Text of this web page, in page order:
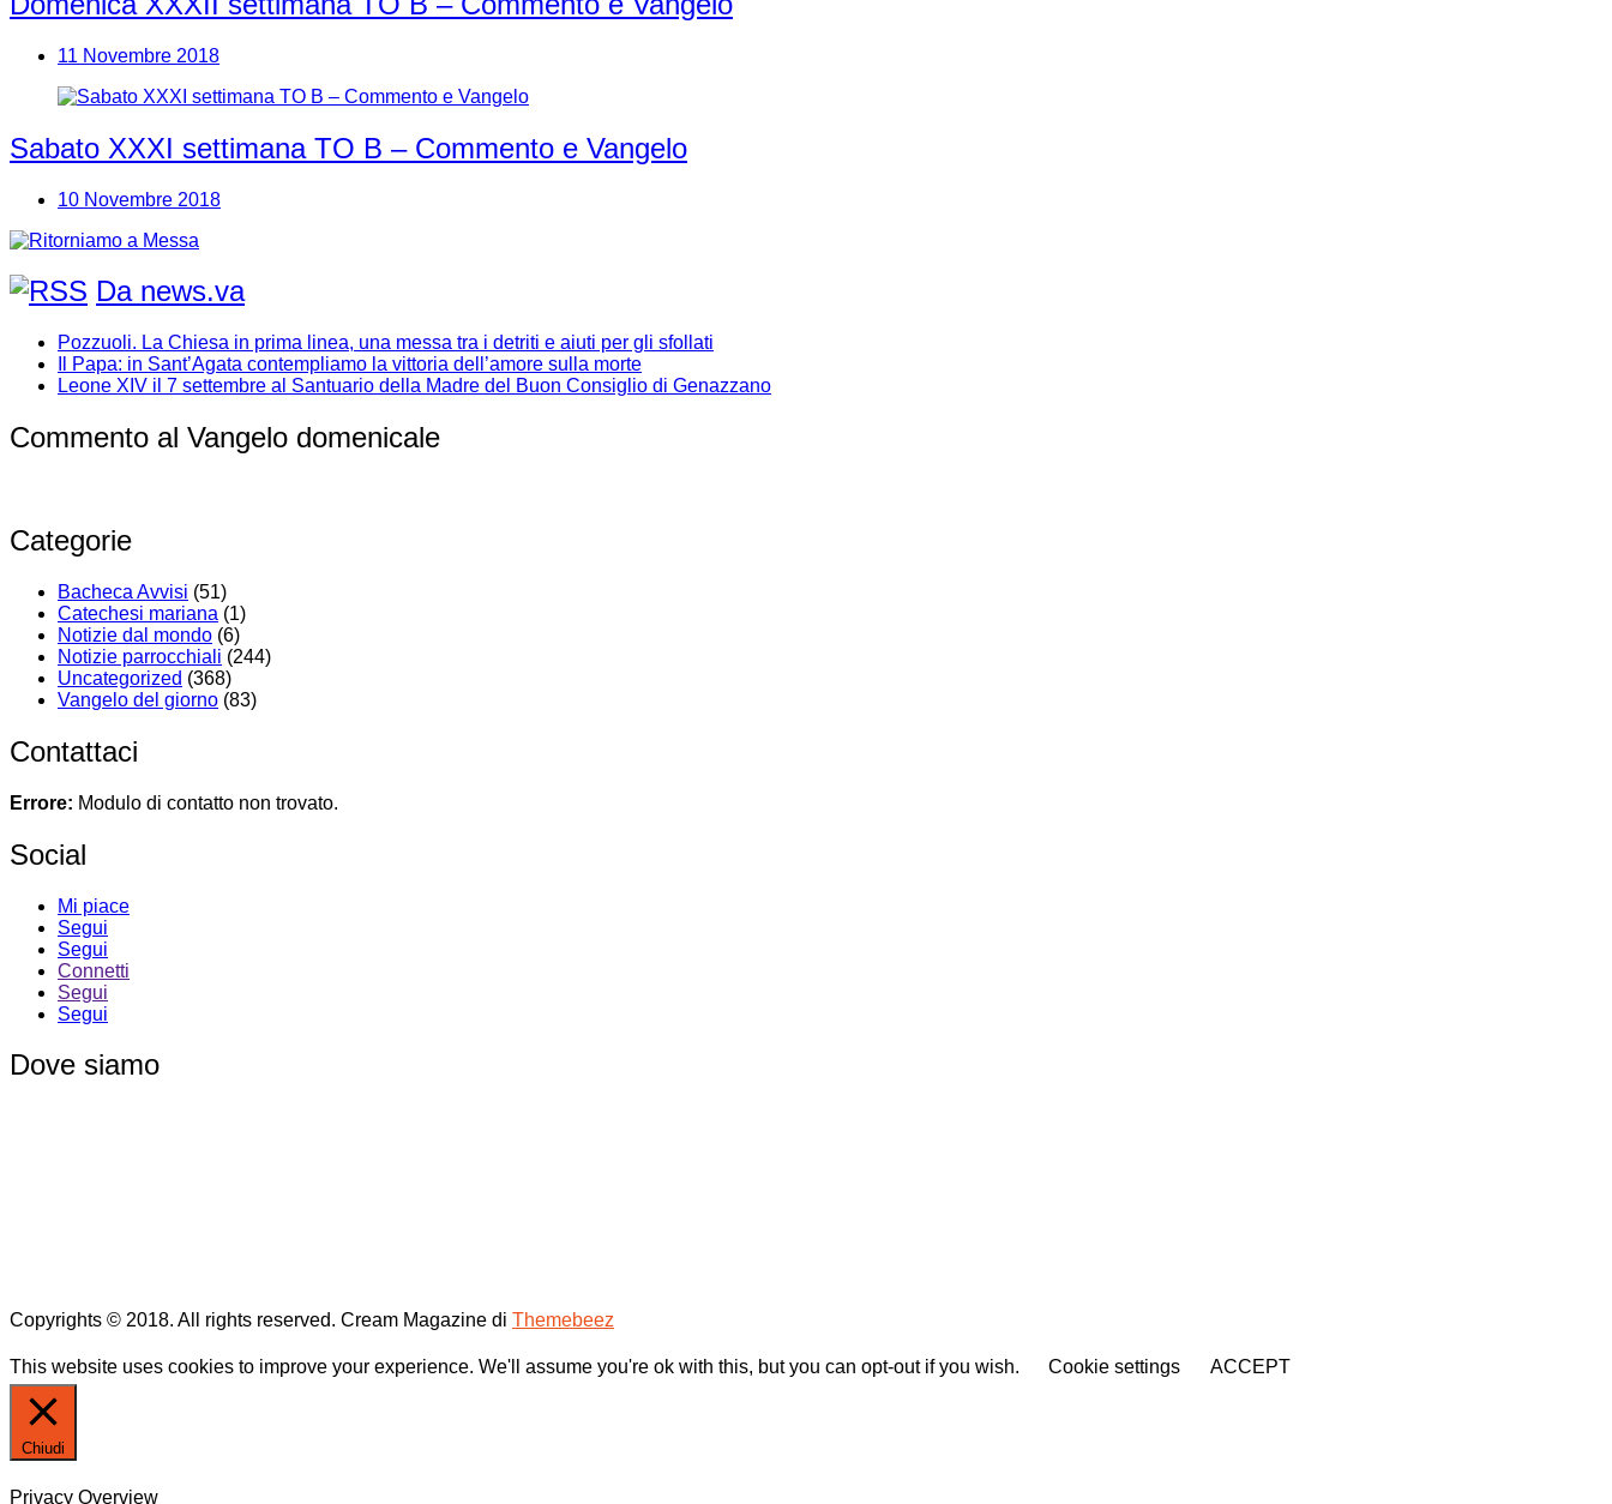
11 Novembre 2018
Sabato XXXI settimana TO B – Commento e Vangelo
10 Novembre 2018
Da news.va
Pozzuoli. La Chiesa in prima linea, una messa tra i detriti e aiuti per gli sfollati
Il Papa: in Sant’Agata contempliamo la vittoria dell’amore sulla morte
Leone XIV il 7 settembre al Santuario della Madre del Buon Consiglio di Genazzano
Commento al Vangelo domenicale
Categorie
Bacheca Avvisi (51)
Catechesi mariana (1)
Notizie dal mondo (6)
Notizie parrocchiali (244)
Uncategorized (368)
Vangelo del giorno (83)
Contattaci
Errore: Modulo di contatto non trovato.
Social
Mi piace
Segui
Segui
Connetti
Segui
Segui
Dove siamo
Copyrights © 2018. All rights reserved. Cream Magazine di Themebeez
This website uses cookies to improve your experience. We'll assume you're ok with this, but you can opt-out if you wish. Cookie settings ACCEPT
Chiudi
Privacy Overview